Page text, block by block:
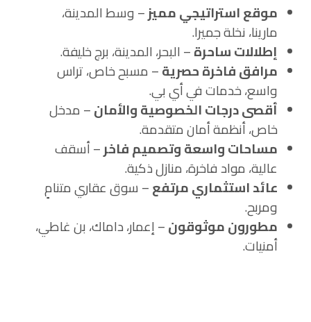
موقع استراتيجي مميز– وسط المدينة،
مارينا، نخلة جميرا.
إطلالات ساحرة– البحر، المدينة، برج خليفة.
مرافق فاخرة حصرية– مسبح خاص، تراس
واسع، خدمات في أي بي.
أقصى درجات الخصوصية والأمان– مدخل
خاص، أنظمة أمان متقدمة.
مساحات واسعة وتصميم فاخر– أسقف
عالية، مواد فاخرة، منازل ذكية.
عائد استثماري مرتفع– سوق عقاري متنامٍ
ومربح.
مطورون موثوقون– إعمار، داماك، بن غاطي،
أمنيات.